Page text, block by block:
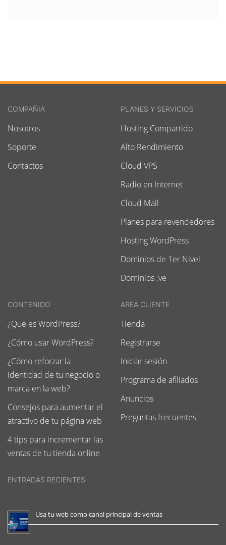
COMPAÑIA
Nosotros
Soporte
Contactos
PLANES Y SERVICIOS
Hosting Compartido
Alto Rendimiento
Cloud VPS
Radio en Internet
Cloud Mail
Planes para revendedores
Hosting WordPress
Dominios de 1er Nivel
Dominios .ve
CONTENIDO
¿Que es WordPress?
¿Cómo usar WordPress?
¿Cómo reforzar la
identidad de tu negocio o
marca en la web?
Consejos para aumentar el
atractivo de tu página web
4 tips para incrementar las
ventas de tu tienda online
AREA CLIENTE
Tienda
Registrarse
Iniciar sesión
Programa de afiliados
Anuncios
Preguntas frecuentes
ENTRADAS RECIENTES
Usa tu web como canal principal de ventas